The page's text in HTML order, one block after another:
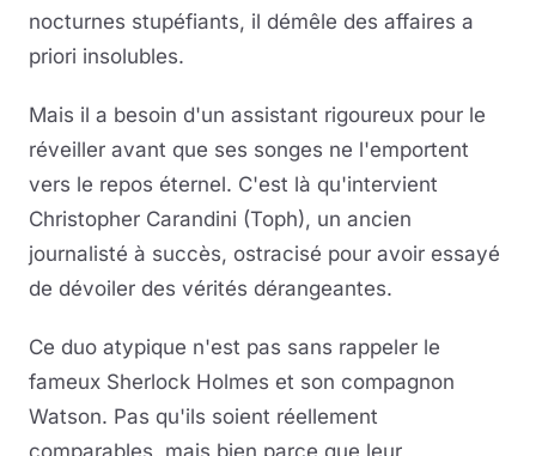
nocturnes stupéfiants, il démêle des affaires a
priori insolubles.
Mais il a besoin d'un assistant rigoureux pour le
réveiller avant que ses songes ne l'emportent
vers le repos éternel. C'est là qu'intervient
Christopher Carandini (Toph), un ancien
journalisté à succès, ostracisé pour avoir essayé
de dévoiler des vérités dérangeantes.
Ce duo atypique n'est pas sans rappeler le
fameux Sherlock Holmes et son compagnon
Watson. Pas qu'ils soient réellement
comparables, mais bien parce que leur